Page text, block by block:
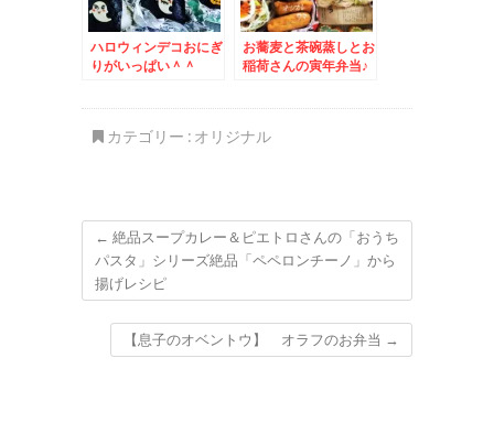
ハロウィンデコおにぎ
りがいっぱい＾＾
お蕎麦と茶碗蒸しとお
稲荷さんの寅年弁当♪
カテゴリー : オリジナル
← 絶品スープカレー＆ピエトロさんの「おうち
パスタ」シリーズ絶品「ペペロンチーノ」から
揚げレシピ
【息子のオベントウ】 オラフのお弁当 →